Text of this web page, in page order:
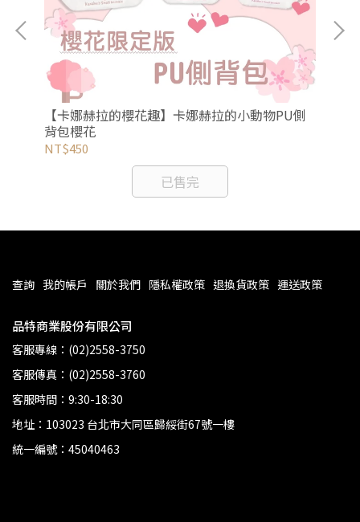
【卡娜赫拉的櫻花趣】卡娜赫拉的小動物PU側
背包櫻花
NT$450
已售完
查詢 我的帳戶 關於我們 隱私權政策 退換貨政策 運送政策
品特商業股份有限公司
客服專線：(02)2558-3750
客服傳真：(02)2558-3760
客服時間：9:30-18:30
地址：103023 台北市大同區歸綏街67號一樓
統一編號：45040463